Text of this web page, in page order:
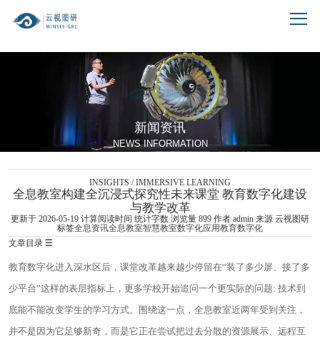
新闻资讯
NEWS INFORMATION
INSIGHTS / IMMERSIVE LEARNING
全息教室构建全沉浸式探究性未来课堂 教育数字化建设
与教学改革
更新于 2026-05-19 计算阅读时间 统计字数 浏览量 899 作者 admin 来源 云视图研
标签全息资讯全息教室智慧教室数字化应用教育数字化
文章目录 ☰
教育数字化进入深水区后，课堂改革越来越少停留在“装了多少屏、接了多
少平台”这样的表层指标上，更多学校开始追问一个更实际的问题: 技术到
底能不能改变学生的学习方式。围绕这一点，全息教室近两年受到关注，
并不是因为它足够新奇，而是它正在尝试把过去分散的资源展示、远程互